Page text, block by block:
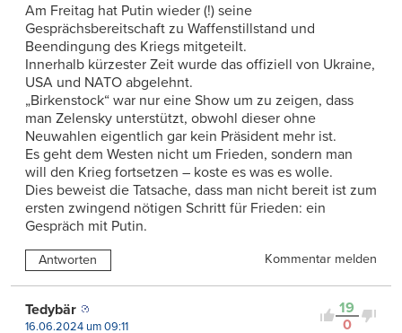
Am Freitag hat Putin wieder (!) seine
Gesprächsbereitschaft zu Waffenstillstand und
Beendingung des Kriegs mitgeteilt.
Innerhalb kürzester Zeit wurde das offiziell von Ukraine,
USA und NATO abgelehnt.
„Birkenstock“ war nur eine Show um zu zeigen, dass
man Zelensky unterstützt, obwohl dieser ohne
Neuwahlen eigentlich gar kein Präsident mehr ist.
Es geht dem Westen nicht um Frieden, sondern man
will den Krieg fortsetzen – koste es was es wolle.
Dies beweist die Tatsache, dass man nicht bereit ist zum
ersten zwingend nötigen Schritt für Frieden: ein
Gespräch mit Putin.
Antworten Kommentar melden
19
0
Tedybär
16.06.2024 um 09:11